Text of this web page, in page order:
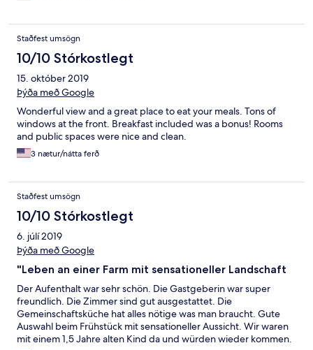
walking along the fencing and see the sheep and horses graze.
completely composed of gravel and stones.
Staðfest umsögn
10/10 Stórkostlegt
15. október 2019
Þýða með Google
Wonderful view and a great place to eat your meals. Tons of
windows at the front. Breakfast included was a bonus! Rooms
and public spaces were nice and clean.
3 nætur/nátta ferð
Staðfest umsögn
10/10 Stórkostlegt
6. júlí 2019
Þýða með Google
"Leben an einer Farm mit sensationeller Landschaft
Der Aufenthalt war sehr schön. Die Gastgeberin war super
freundlich. Die Zimmer sind gut ausgestattet. Die
Gemeinschaftsküche hat alles nötige was man braucht. Gute
Auswahl beim Frühstück mit sensationeller Aussicht. Wir waren
mit einem 1,5 Jahre alten Kind da und würden wieder kommen.